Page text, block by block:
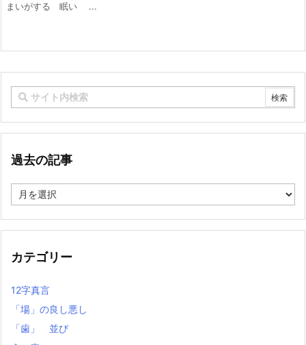
まいがする 眠い ...
過去の記事
去
記
カテゴリー
12字真言
「場」の良し悪し
「歯」 並び